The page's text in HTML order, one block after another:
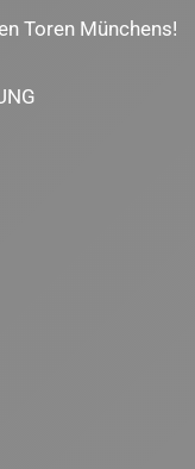
Toren Münchens!